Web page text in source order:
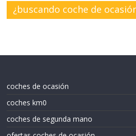
¿buscando coche de
coches de ocasión
coches km0
coches de segunda mano